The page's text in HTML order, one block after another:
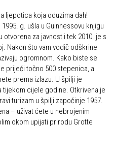
ljepotica koja oduzima dah!
g. ušla u Guinnessovu knjigu
za javnost i tek 2010. je s
Nakon što vam vodič odškrine
ogromnom. Kako biste se
prijeći točno 500 stepenica, a
prema izlazu. U špilji je
tijekom cijele godine. Otkrivena je
turizam u špilji započinje 1957.
– uživat ćete u nebrojenim
okom upijati prirodu Grotte